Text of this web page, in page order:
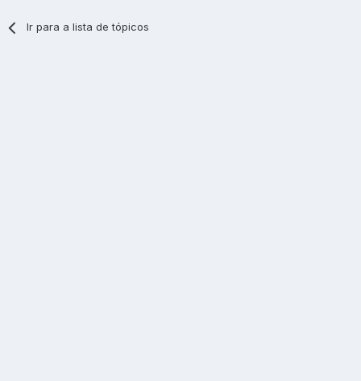
Ir para a lista de tópicos